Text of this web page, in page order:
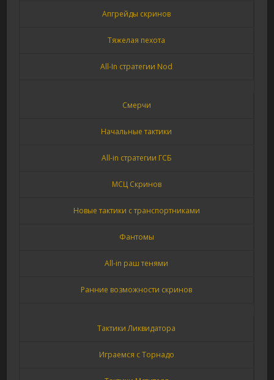
Апгрейды скринов
Тяжелая пехота
All-In стратегии Nod
Смерчи
Начальные тактики
All-in стратегии ГСБ
МСЦ Скринов
Новые тактики с транспортниками
Фантомы
All-in раш тенями
Ранние возможности скринов
Тактики Ликвидатора
Играемся с Торнадо